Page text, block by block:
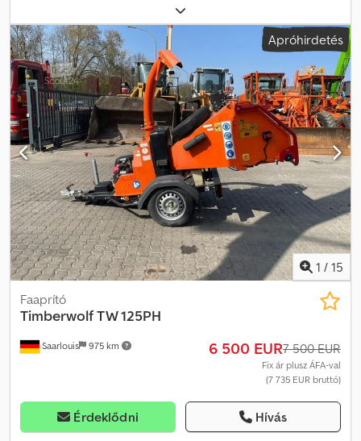
Komtech Terminator 3400S mobil aprító / 7200 MTH 2019/2020 év
7200 Munkaóra Dcedpfszmv Uzox Antek Műszaki adatok
Teljesítmény 242 kW 2200 ford./perc Teljesítmény 50 t/h Dobhossz
3000 mm Nagyon jó műszaki állapot
Apróhirdetés
1 / 15
Saarlouis 975 km
Faaprító
TimberwolfTW 125PH
6 500 EUR7 500 EUR
Fix ár plusz ÁFA-val
(7 735 EUR bruttó)
Érdeklődni Hívás